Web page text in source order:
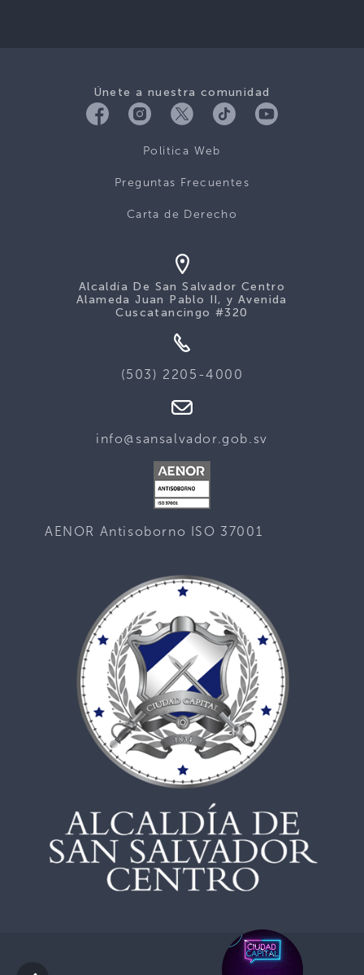
Únete a nuestra comunidad
Politica Web
Preguntas Frecuentes
Carta de Derecho
Alcaldía De San Salvador Centro
Alameda Juan Pablo II, y Avenida
Cuscatancingo #320
(503) 2205-4000
info@sansalvador.gob.sv
AENOR Antisoborno ISO 37001